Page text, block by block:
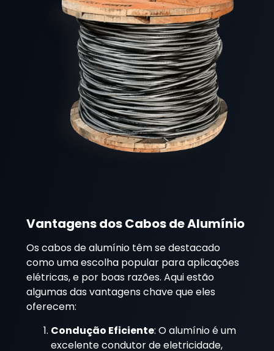
Vantagens dos Cabos de Alumínio
Os cabos de alumínio têm se destacado
como uma escolha popular para aplicações
elétricas, e por boas razões. Aqui estão
algumas das vantagens chave que eles
oferecem:
Condução Eficiente: O alumínio é um
excelente condutor de eletricidade,